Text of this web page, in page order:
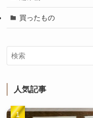
買ったもの
人気記事